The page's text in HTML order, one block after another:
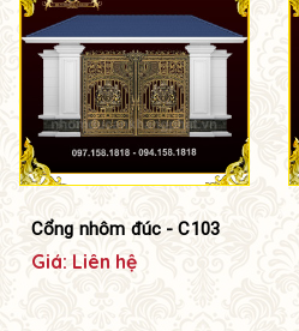
Cổng nhôm đúc - C103
Giá: Liên hệ